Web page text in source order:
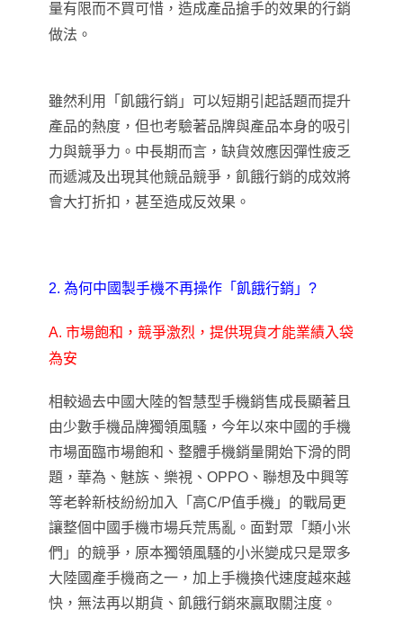
量有限而不買可惜 ， 造成產品搶手的效果的行銷
做法。
雖然利用「飢餓行銷」可以短期引起話題而提升
產品的熱度 ， 但也考驗著品牌與產品本身的吸引
力與競爭力。中長期而言 ， 缺貨效應因彈性疲乏
而遞減及出現其他競品競爭，飢餓行銷的成效將
會大打折扣，甚至造成反效果。
2. 為何中國製手機不再操作 「 飢餓行銷 」?
A. 市場飽和 ， 競爭激烈 ， 提供現貨才能業績入袋
為安
相較過去中國大陸的智慧型手機銷售成長顯著且
由少數手機品牌獨領風騷 ， 今年以來中國的手機
市場面臨市場飽和 、 整體手機銷量開始下滑的問
題 ， 華為、魅族、樂視、OPPO、聯想及中興等
等老幹新枝紛紛加入 「 高C/P值手機 」 的戰局更
讓整個中國手機市場兵荒馬亂。面對眾 「 類小米
們 」 的競爭，原本獨領風騷的小米變成只是眾多
大陸國產手機商之一，加上手機換代速度越來越
快 ， 無法再以期貨、飢餓行銷來贏取關注度。